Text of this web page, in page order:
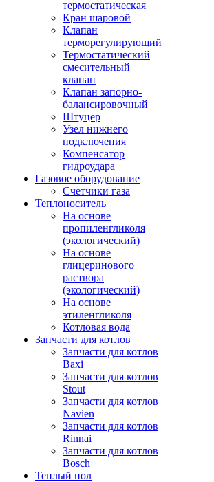
термостатическая
Кран шаровой
Клапан
терморегулирующий
Термостатический
смесительный
клапан
Клапан запорно-
балансировочный
Штуцер
Узел нижнего
подключения
Компенсатор
гидроудара
Газовое оборудование
Счетчики газа
Теплоноситель
На основе
пропиленгликоля
(экологический)
На основе
глицеринового
раствора
(экологический)
На основе
этиленгликоля
Котловая вода
Запчасти для котлов
Запчасти для котлов
Baxi
Запчасти для котлов
Stout
Запчасти для котлов
Navien
Запчасти для котлов
Rinnai
Запчасти для котлов
Bosch
Теплый пол